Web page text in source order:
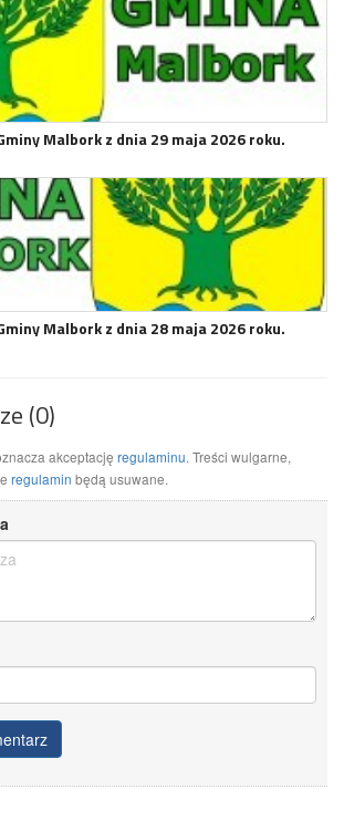
Malbork z dnia 29 maja 2026 roku.
Malbork z dnia 28 maja 2026 roku.
(0)
akceptację regulaminu. Treści wulgarne,
regulamin będą usuwane.